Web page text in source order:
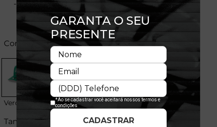
- Composição:100% Poliéster
Cores:
Verde
Tamanhos: